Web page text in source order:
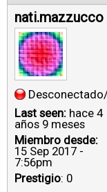
nati.mazzucco
Last seen: hace 4
años 9 meses
Miembro desde:
15 Sep 2017 -
7:56pm
Prestigio: 0